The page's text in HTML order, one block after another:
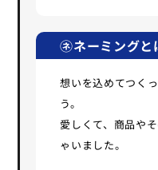
㋧ネーミングと
想いを込めてつく
う。
愛しくて、商品や
ゃいました。